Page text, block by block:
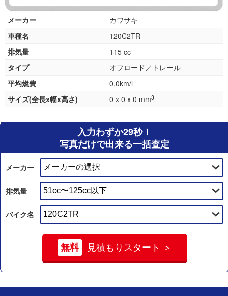
メーカー
カワサキ
車種名
120C2TR
排気量
115 cc
タイプ
オフロード／トレール
平均燃費
0.0km/l
サイズ(全長x幅x高さ)
0 x 0 x 0 mm3
入力わずか29秒！
写真だけで出来る一括査定
メーカー
排気量
バイク名
無料 見積もりスタート ＞